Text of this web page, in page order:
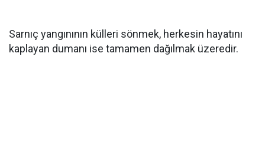
Sarnıç yangınının külleri sönmek, herkesin hayatını
kaplayan dumanı ise tamamen dağılmak üzeredir.